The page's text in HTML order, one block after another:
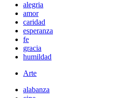
alegria
amor
caridad
esperanza
fe
gracia
humildad
Arte
alabanza